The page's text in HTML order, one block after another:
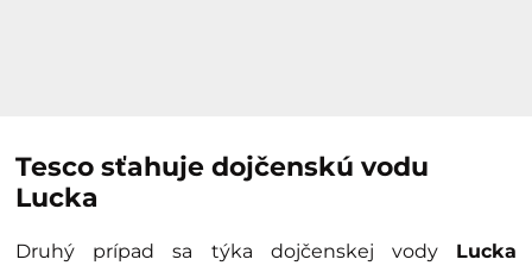
Tesco sťahuje dojčenskú vodu
Lucka
Druhý prípad sa týka dojčenskej vody Lucka